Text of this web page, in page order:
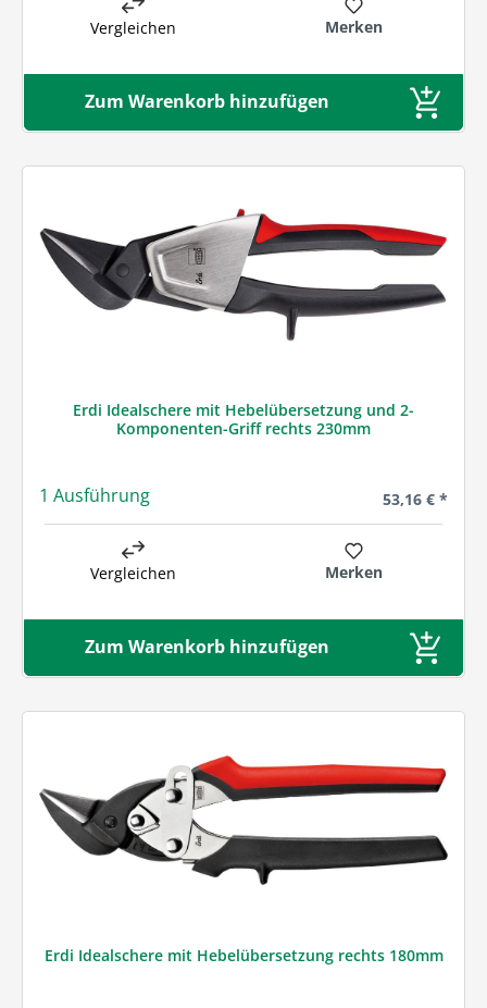
Vergleichen Merken
Zum Warenkorb hinzufügen
Erdi Idealschere mit Hebelübersetzung und 2-
Komponenten-Griff rechts 230mm
1 Ausführung Regulärer
53,16 € *
Vergleichen Merken
Zum Warenkorb hinzufügen
Erdi Idealschere mit Hebelübersetzung rechts 180mm